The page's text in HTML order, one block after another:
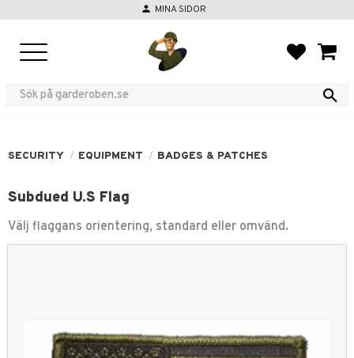
person MINA SIDOR
SECURITY EQUIPMENT BADGES & PATCHES
Subdued U.S Flag
Välj flaggans orientering, standard eller omvänd.